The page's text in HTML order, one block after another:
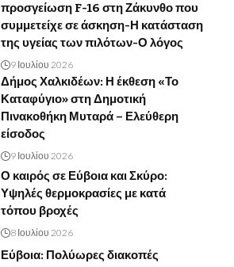
προσγείωση F-16 στη Ζάκυνθο που
συμμετείχε σε άσκηση-Η κατάσταση
της υγείας των πιλότων-Ο λόγος
9 Ιουλίου 2026
Δήμος Χαλκιδέων: Η έκθεση «Το
Καταφύγιο» στη Δημοτική
Πινακοθήκη Μυταρά – Ελεύθερη
είσοδος
9 Ιουλίου 2026
Ο καιρός σε Εύβοια και Σκύρο:
Υψηλές θερμοκρασίες με κατά
τόπου βροχές
8 Ιουλίου 2026
Εύβοια: Πολύωρες διακοπές